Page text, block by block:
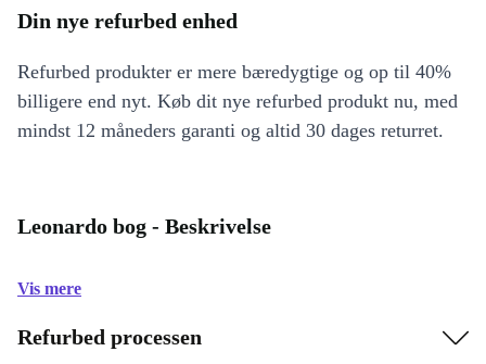
Din nye refurbed enhed
Refurbed produkter er mere bæredygtige og op til 40%
billigere end nyt. Køb dit nye refurbed produkt nu, med
mindst 12 måneders garanti og altid 30 dages returret.
Leonardo bog - Beskrivelse
Vis mere
Refurbed processen